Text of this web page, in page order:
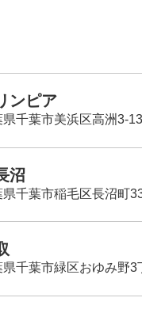
ンピア
千葉市美浜区高洲3-
沼
千葉市稲毛区長沼町
千葉市緑区おゆみ野3